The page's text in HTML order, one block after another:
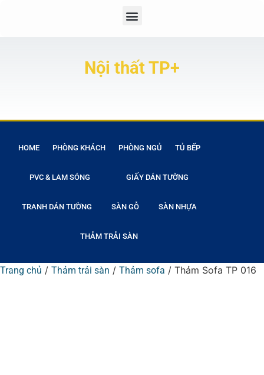
Nội thất TP+
HOME PHÒNG KHÁCH PHÒNG NGỦ TỦ BẾP
PVC & LAM SÓNG GIẤY DÁN TƯỜNG
TRANH DÁN TƯỜNG SÀN GỖ SÀN NHỰA
THẢM TRẢI SÀN
Trang chủ / Thảm trải sàn / Thảm sofa / Thảm Sofa TP 016